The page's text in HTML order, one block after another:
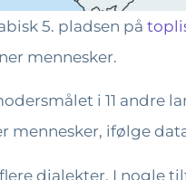
5. pladsen på
mennesker.
i 11 andre
ifølge
dialekter. I nogle